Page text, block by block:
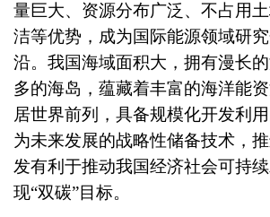
量巨大、资源分布广泛、不占用
洁等优势，成为国际能源领域研
沿。我国海域面积大，拥有漫长
多的海岛，蕴藏着丰富的海洋能
居世界前列，具备规模化开发利
为未来发展的战略性储备技术，
发有利于推动我国经济社会可持
现“双碳”目标。